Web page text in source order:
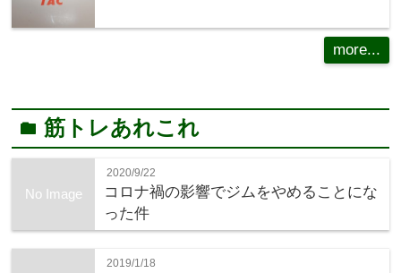
more...
folder筋トレあれこれ
No Image
2020/9/22
コロナ禍の影響でジムをやめることにな
った件
2019/1/18